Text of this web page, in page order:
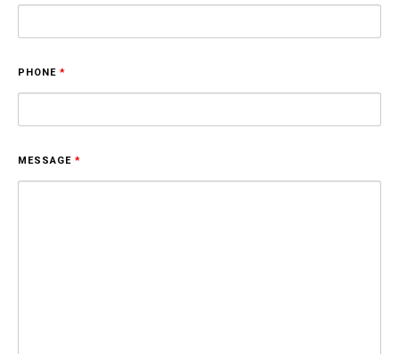
PHONE *
MESSAGE *